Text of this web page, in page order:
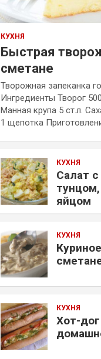
КУХНЯ
Быстрая
сметане
Творожная запеканка
Ингредиенты Творог
Манная крупа 5 ст.л.
1 щепотка
КУХНЯ
Салат
яйцом
КУХНЯ
КУХНЯ
Хот-